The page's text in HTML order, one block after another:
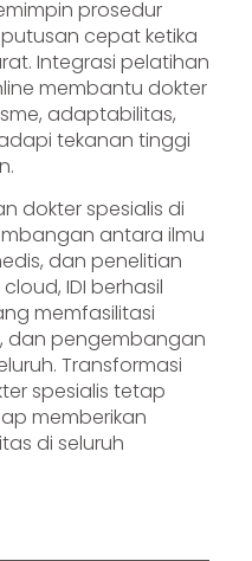
prosedur
cepat ketika
Integrasi pelatihan
membantu dokter
adaptabilitas,
tekanan tinggi
dokter spesialis di
antara ilmu
dan penelitian
IDI berhasil
memfasilitasi
dan pengembangan
Transformasi
spesialis tetap
memberikan
di seluruh